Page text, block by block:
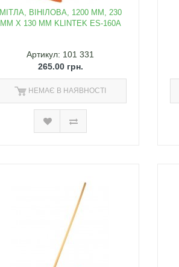
МІТЛА, ВІНІЛОВА, 1200 ММ, 230
ММ Х 130 ММ KLINTEK ES-160A
Артикул: 101 331
265.00 грн.
НЕМАЄ В НАЯВНОСТІ